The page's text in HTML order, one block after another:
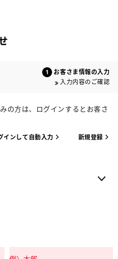
お客さま情報の入力
入力内容のご確認
の方は、ログインするとお客さ
インして自動入力 新規登録